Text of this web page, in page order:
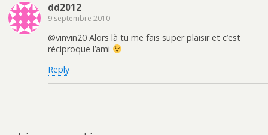
dd2012
9 septembre 2010
@vinvin20 Alors là tu me fais super plaisir et c’est
réciproque l’ami
Reply